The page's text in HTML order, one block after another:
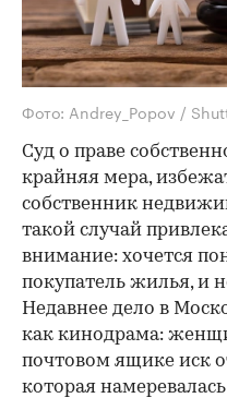
Фото: Andrey_Popov /
Суд о праве
крайняя мера,
собственник
такой случай
внимание: хочется
покупатель жилья, и
Недавнее дело в
как кинодрама:
почтовом ящике иск
которая